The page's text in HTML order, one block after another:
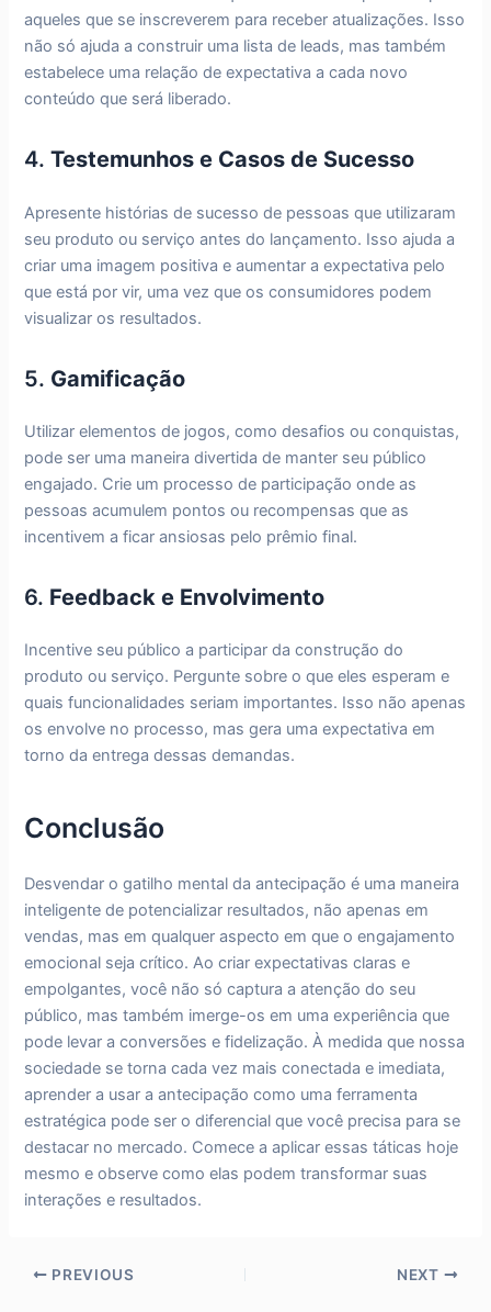
aqueles que se inscreverem para receber atualizações. Isso
não só ajuda a construir uma lista de leads, mas também
estabelece uma relação de expectativa a cada novo
conteúdo que será liberado.
4.Testemunhos e Casos de Sucesso
Apresente histórias de sucesso de pessoas que utilizaram
seu produto ou serviço antes do lançamento. Isso ajuda a
criar uma imagem positiva e aumentar a expectativa pelo
que está por vir, uma vez que os consumidores podem
visualizar os resultados.
5. Gamificação
Utilizar elementos de jogos, como desafios ou conquistas,
pode ser uma maneira divertida de manter seu público
engajado. Crie um processo de participação onde as
pessoas acumulem pontos ou recompensas que as
incentivem a ficar ansiosas pelo prêmio final.
6. Feedback e Envolvimento
Incentive seu público a participar da construção do
produto ou serviço. Pergunte sobre o que eles esperam e
quais funcionalidades seriam importantes. Isso não apenas
os envolve no processo, mas gera uma expectativa em
torno da entrega dessas demandas.
Conclusão
Desvendar o gatilho mental da antecipação é uma maneira
inteligente de potencializar resultados, não apenas em
vendas, mas em qualquer aspecto em que o engajamento
emocional seja crítico. Ao criar expectativas claras e
empolgantes, você não só captura a atenção do seu
público, mas também imerge-os em uma experiência que
pode levar a conversões e fidelização. À medida que nossa
sociedade se torna cada vez mais conectada e imediata,
aprender a usar a antecipação como uma ferramenta
estratégica pode ser o diferencial que você precisa para se
destacar no mercado. Comece a aplicar essas táticas hoje
mesmo e observe como elas podem transformar suas
interações e resultados.
PREVIOUS NEXT